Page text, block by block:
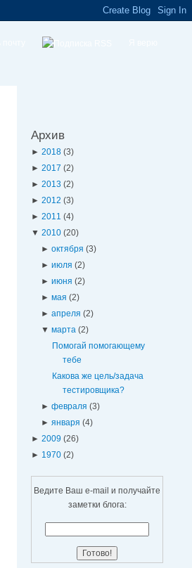
Архив
► 2018 (3)
► 2017 (2)
► 2013 (2)
► 2012 (3)
► 2011 (4)
▼ 2010 (20)
►октября(3)
►июля(2)
►июня(2)
►мая(2)
►апреля(2)
▼марта(2)
Помогай помогающему
тебе
Какова же цель/задача
тестировщика?
►февраля(3)
►января(4)
► 2009 (26)
► 1970 (2)
Ведите Ваш e-mail и получайте
заметки блога: